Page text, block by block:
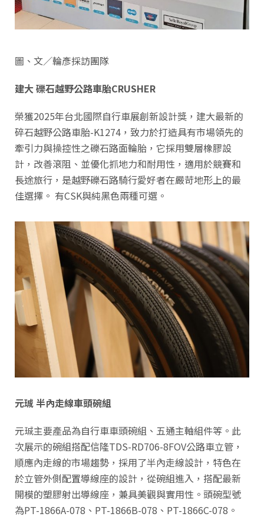
圖、文／輪彥採訪團隊
建大 礫石越野公路車胎CRUSHER
榮獲2025年台北國際自行車展創新設計獎，建大最新的
碎石越野公路車胎-K1274，致力於打造具有市場領先的
牽引力與操控性之礫石路面輪胎，它採用雙層橡膠設
計，改善滾阻、並優化抓地力和耐用性，適用於競賽和
長途旅行，是越野礫石路騎行愛好者在嚴苛地形上的最
佳選擇。 有CSK與純黑色兩種可選。
元珹 半內走線車頭碗組
元珹主要產品為自行車車頭碗組、五通主軸組件等。此
次展示的碗組搭配信隆TDS-RD706-8FOV公路車立管，
順應內走線的市場趨勢，採用了半內走線設計，特色在
於立管外側配置導線座的設計，從碗組進入，搭配最新
開模的塑膠射出導線座，兼具美觀與實用性。頭碗型號
為PT-1866A-078、PT-1866B-078、PT-1866C-078。